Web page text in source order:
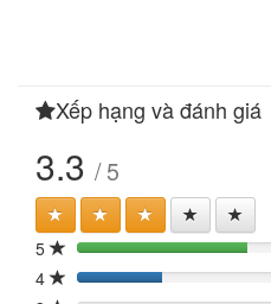
Xếp hạng và đánh giá
3.3 / 5
5 80%
4
40%